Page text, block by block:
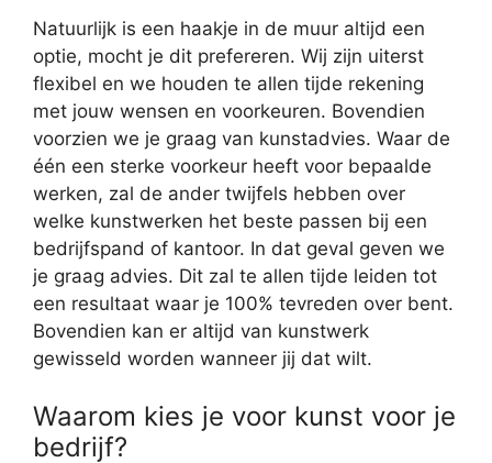
Natuurlijk is een haakje in de muur altijd een
optie, mocht je dit prefereren. Wij zijn uiterst
flexibel en we houden te allen tijde rekening
met jouw wensen en voorkeuren. Bovendien
voorzien we je graag van kunstadvies. Waar de
één een sterke voorkeur heeft voor bepaalde
werken, zal de ander twijfels hebben over
welke kunstwerken het beste passen bij een
bedrijfspand of kantoor. In dat geval geven we
je graag advies. Dit zal te allen tijde leiden tot
een resultaat waar je 100% tevreden over bent.
Bovendien kan er altijd van kunstwerk
gewisseld worden wanneer jij dat wilt.
Waarom kies je voor kunst voor je
bedrijf?